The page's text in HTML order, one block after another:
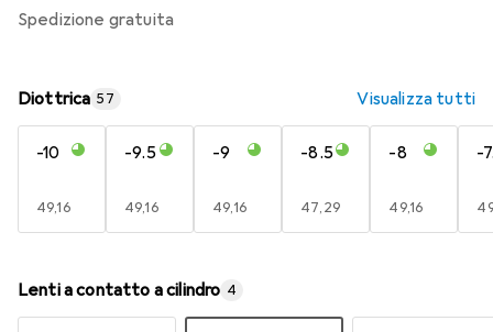
spedizione gratuita
Diottrica 57 Visualizza tutti
-10
EUR
49,16
-9.5
EUR
49,16
-9
EUR
49,16
-8.5
EUR
47,29
-8
EUR
49,16
-
Lenti a contatto a cilindro 4